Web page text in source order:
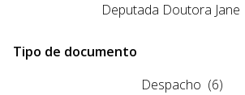
Deputada Doutora Jane
Tipo de documento
Despacho (6)